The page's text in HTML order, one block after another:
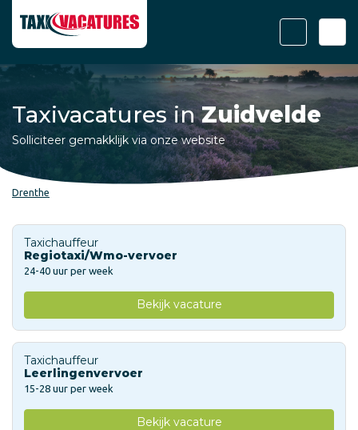
Taxivacatures inZuidvelde
Solliciteer gemakklijk via onze website
Drenthe
Taxichauffeur
Regiotaxi/Wmo-vervoer
24-40 uur per week
Bekijk vacature
Taxichauffeur
Leerlingenvervoer
15-28 uur per week
Bekijk vacature